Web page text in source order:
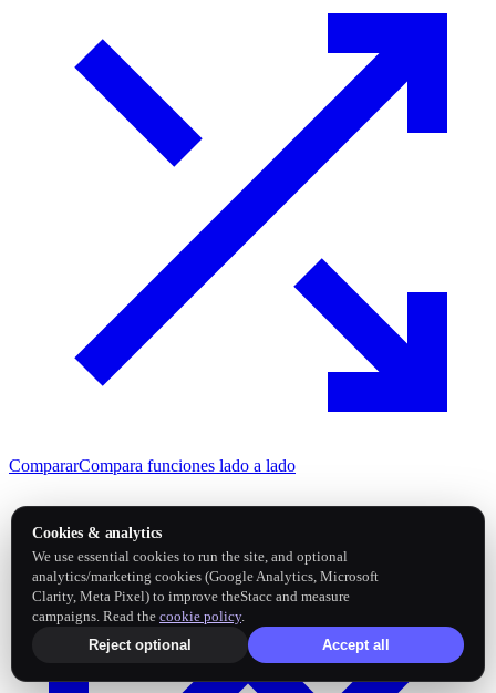
CompararCompara funciones lado a lado
Cookies & analytics
We use essential cookies to run the site, and optional
analytics/marketing cookies (Google Analytics, Microsoft
Clarity, Meta Pixel) to improve theStacc and measure
campaigns. Read the cookie policy.
Reject optional
Accept all